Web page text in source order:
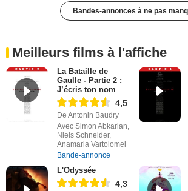
Bandes-annonces à ne pas
Meilleurs films à l'affiche
La Bataille de
Gaulle - Partie 2 :
J’écris ton nom
4,5
De Antonin Baudry
Avec Simon Abkarian,
Niels Schneider,
Anamaria Vartolomei
Bande-annonce
L'Odyssée
4,3